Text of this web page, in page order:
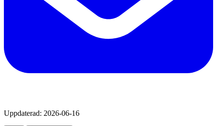
Uppdaterad: 2026-06-16